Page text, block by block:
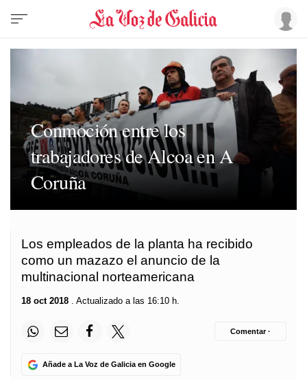
Conmoción entre los
trabajadores de Alcoa en A
Coruña
Los empleados de la planta ha recibido
como un mazazo el anuncio de la
multinacional norteamericana
18 oct 2018 . Actualizado a las 16:10 h.
Añade a La Voz de Galicia en Google
Comentar ·